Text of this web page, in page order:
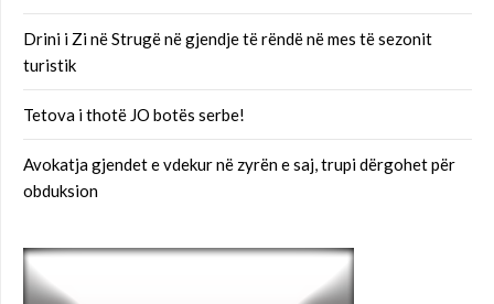
Drini i Zi në Strugë në gjendje të rëndë në mes të sezonit
turistik
Tetova i thotë JO botës serbe!
Avokatja gjendet e vdekur në zyrën e saj, trupi dërgohet për
obduksion